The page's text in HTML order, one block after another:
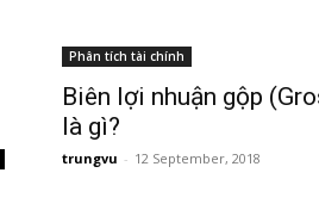
Phân tích tài chính
Biên lợi nhuận gộp
là gì?
trungvu - 12 September, 2018